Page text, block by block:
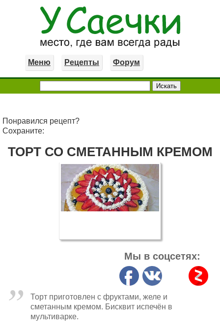
Меню Рецепты Форум
Понравился рецепт?
Сохраните:
ТОРТ СО СМЕТАННЫМ КРЕМОМ
Мы в соцсетях:
Торт приготовлен с фруктами, желе и
сметанным кремом. Бисквит испечён в
мультиварке.